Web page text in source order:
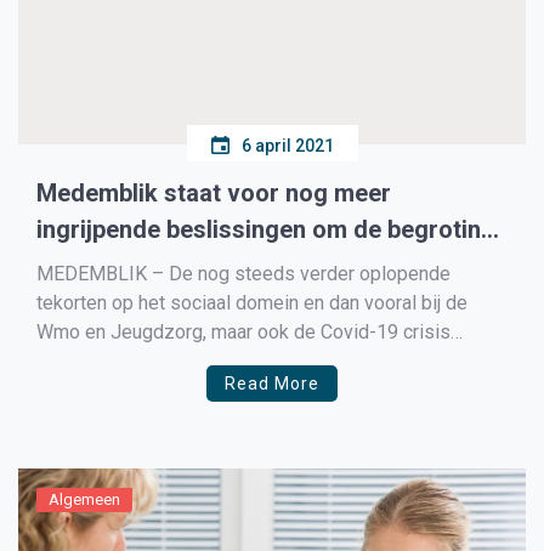
6 april 2021
Medemblik staat voor nog meer
ingrijpende beslissingen om de begroting
sluitend te krijgen
MEDEMBLIK – De nog steeds verder oplopende
tekorten op het sociaal domein en dan vooral bij de
Wmo en Jeugdzorg, maar ook de Covid-19 crisis
zorgen ervoor dat de provincie Noord-Holland
Medemblik de opdracht heeft gegeven om de
Read More
Algemeen